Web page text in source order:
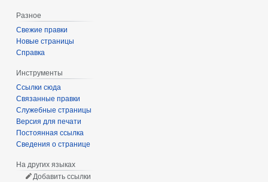
Разное
Свежие правки
Новые страницы
Справка
Инструменты
Ссылки сюда
Связанные правки
Служебные страницы
Версия для печати
Постоянная ссылка
Сведения о странице
На других языках
Добавить ссылки